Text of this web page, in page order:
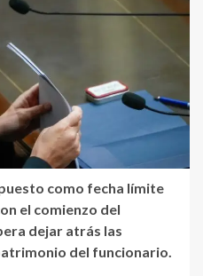
como fecha límite
el comienzo del
dejar atrás las
del funcionario.